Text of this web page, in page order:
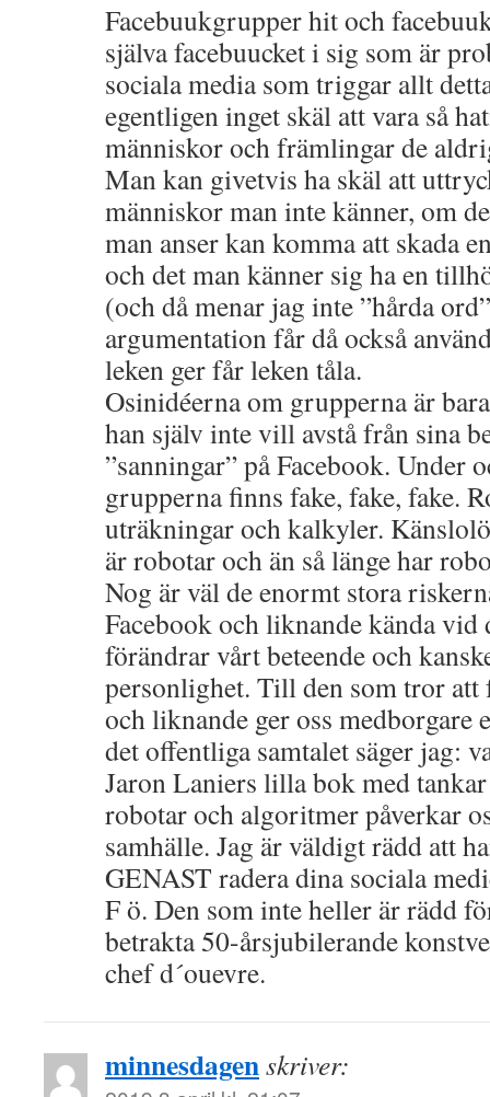
Facebuukgrupper hit och
själva facebuucket i sig som är
sociala media som triggar allt
egentligen inget skäl att vara så
människor och främlingar de
Man kan givetvis ha skäl att
människor man inte känner, om
man anser kan komma att skada
och det man känner sig ha en
(och då menar jag inte ”hårda
argumentation får då också
leken ger får leken tåla.
Osinidéerna om grupperna är
han själv inte vill avstå från sina
”sanningar” på Facebook. Under
grupperna finns fake, fake, fake.
uträkningar och kalkyler.
är robotar och än så länge har
Nog är väl de enormt stora
Facebook och liknande kända vid
förändrar vårt beteende och
personlighet. Till den som tror
och liknande ger oss medborgare
det offentliga samtalet säger jag:
Jaron Laniers lilla bok med
robotar och algoritmer påverkar
samhälle. Jag är väldigt rädd att
GENAST radera dina sociala
F ö. Den som inte heller är rädd
betrakta 50-årsjubilerande
chef d´ouevre.
minnesdagenskriver: